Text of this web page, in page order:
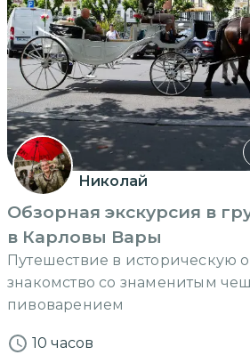
Николай
Обзорная экскурсия в
в Карловы Вары
Путешествие в историческую
знакомство со знаменитым
пивоварением
10 часов